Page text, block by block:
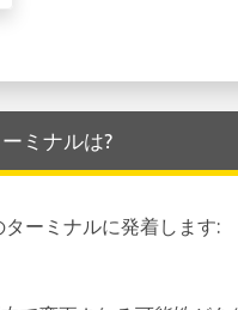
ミナルは?
ターミナルに発着します: